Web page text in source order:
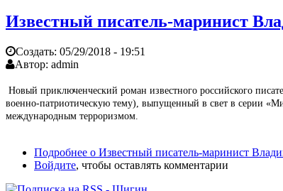
Известный писатель-маринист
Создать: 05/29/2018 - 19:51
Автор: admin
Новый приключенческий роман известного российского
военно-патриотическую тему), выпущенный в свет в серии
международным терроризмом.
Подробнее о Известный писатель-маринист
Войдите, чтобы оставлять комментарии